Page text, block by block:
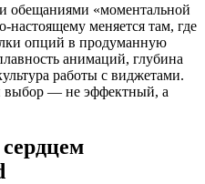
обещаниями «моментальной
меняется там, где
опций в продуманную
анимаций, глубина
работы с виджетами.
выбор — не эффектный, а